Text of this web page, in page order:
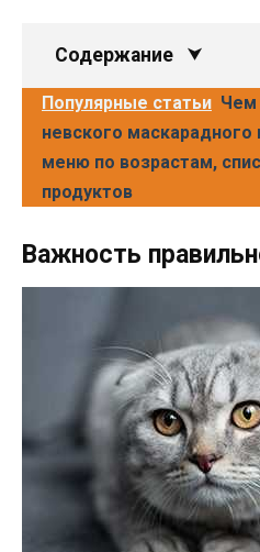
Содержание
Популярные статьи Чем
невского маскарадного
меню по возрастам,
продуктов
Важность